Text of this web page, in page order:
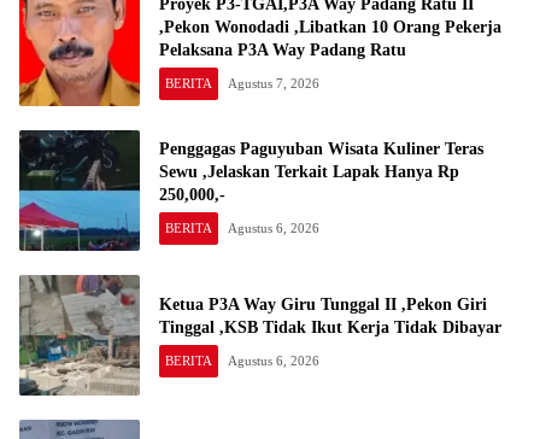
Proyek P3-TGAI,P3A Way Padang Ratu II
,Pekon Wonodadi ,Libatkan 10 Orang Pekerja
Pelaksana P3A Way Padang Ratu
BERITA Agustus 7, 2026
Penggagas Paguyuban Wisata Kuliner Teras
Sewu ,Jelaskan Terkait Lapak Hanya Rp
250,000,-
BERITA Agustus 6, 2026
Ketua P3A Way Giru Tunggal II ,Pekon Giri
Tinggal ,KSB Tidak Ikut Kerja Tidak Dibayar
BERITA Agustus 6, 2026